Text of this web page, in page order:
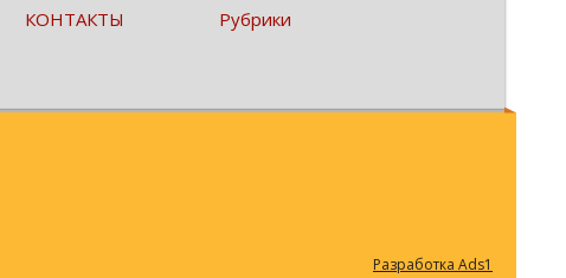
КОНТАКТЫ Рубрики
Разработка Ads1